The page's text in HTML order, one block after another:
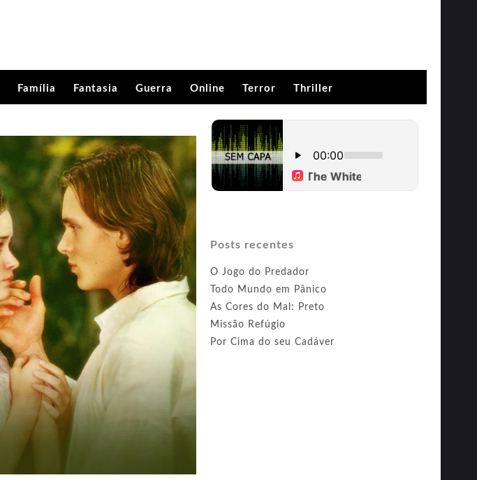
Família Fantasia Guerra Online Terror Thriller
Posts recentes
O Jogo do Predador
Todo Mundo em Pânico
As Cores do Mal: Preto
Missão Refúgio
Por Cima do seu Cadáver